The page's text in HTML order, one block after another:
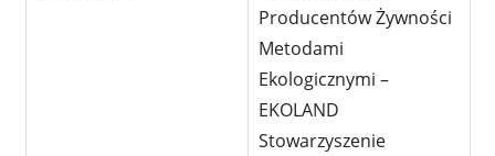
Producentów Żywności
Metodami
Ekologicznymi –
EKOLAND
Stowarzyszenie